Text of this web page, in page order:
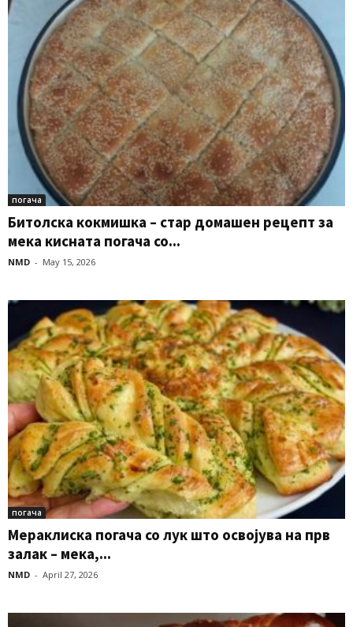
погача
Битолска кокмишка – стар домашен рецепт за
мека кисната погача со...
NMD - May 15, 2026
погача
Мераклиска погача со лук што освојува на прв
залак – мека,...
NMD - April 27, 2026